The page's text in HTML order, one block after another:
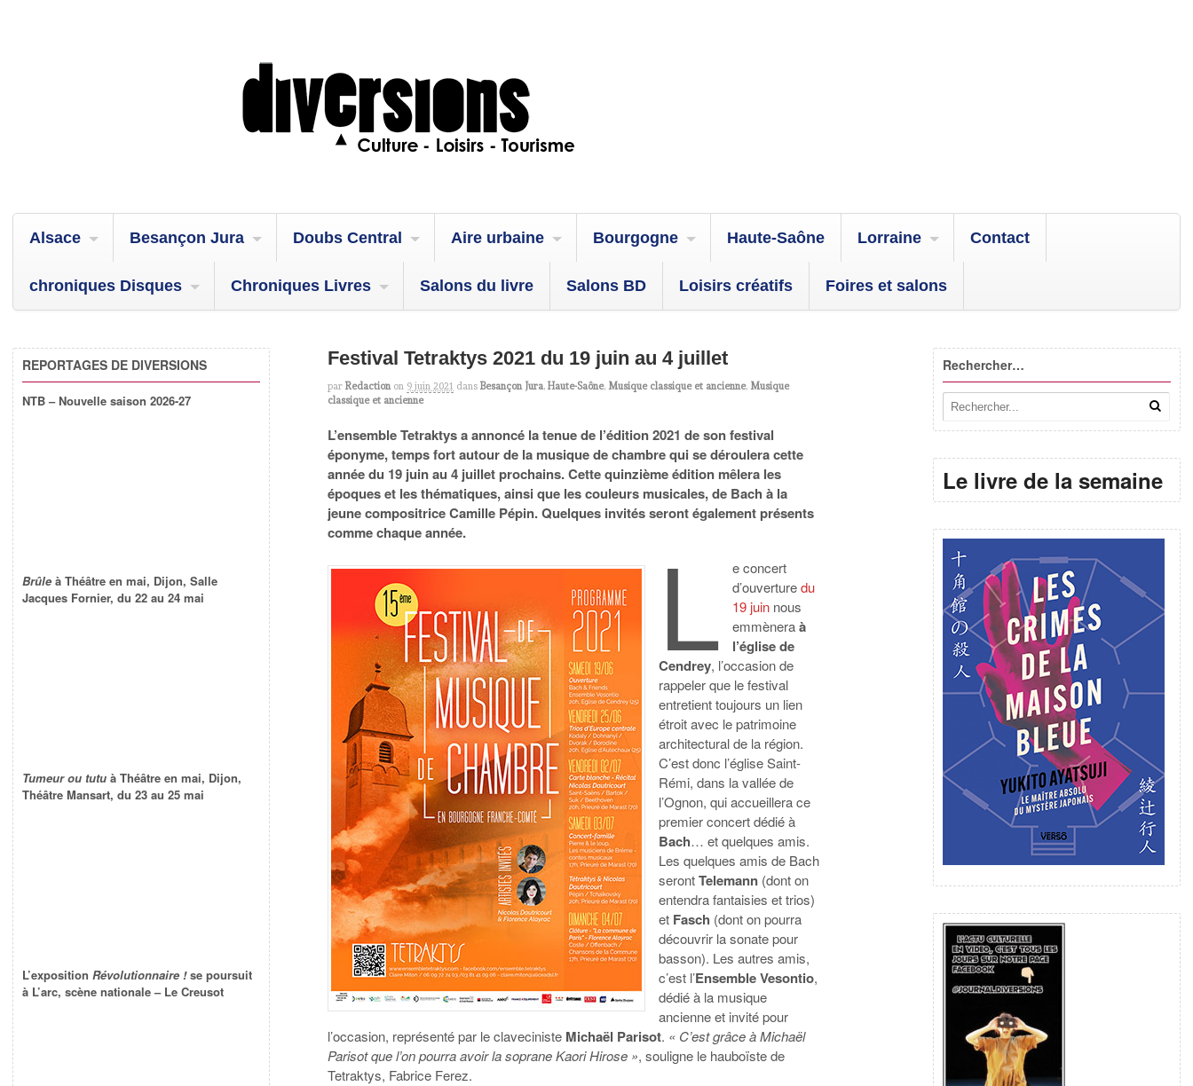
Alsace Besançon Jura Doubs Central Aire urbaine Bourgogne Haute-Saône Lorraine Contact
chroniques Disques Chroniques Livres Salons du livre Salons BD Loisirs créatifs Foires et salons
Festival Tetraktys 2021 du 19 juin au 4 juillet
par Redaction on 9 juin 2021 dans Besançon Jura,Haute-Saône,Musique classique et ancienne,Musique
classique et ancienne
L’ensemble Tetraktys a annoncé la tenue de l’édition 2021 de son festival
éponyme, temps fort autour de la musique de chambre qui se déroulera cette
année du 19 juin au 4 juillet prochains. Cette quinzième édition mêlera les
époques et les thématiques, ainsi que les couleurs musicales, de Bach à la
jeune compositrice Camille Pépin. Quelques invités seront également présents
comme chaque année.
L
e concert
d’ouverturedu
19 juin nous
emmèneraà
l’église de
Cendrey, l’occasion de
rappeler que le festival
entretient toujours un lien
étroit avec le patrimoine
architectural de la région.
C’est donc l’église Saint-
Rémi, dans la vallée de
l’Ognon, qui accueillera ce
premier concert dédié à
Bach… et quelques amis.
Les quelques amis de Bach
serontTelemann (dont on
entendra fantaisies et trios)
et Fasch (dont on pourra
découvrir la sonate pour
basson). Les autres amis,
c’est l’Ensemble Vesontio,
dédié à la musique
ancienne et invité pour
l’occasion, représenté par le claveciniste Michaël Parisot. « C’est grâce à Michaël
Parisot que l’on pourra avoir la soprane Kaori Hirose », souligne le hauboïste de
Tetraktys, Fabrice Ferez.
Rechercher…
Le livre de la semaine
REPORTAGES DE DIVERSIONS
NTB – Nouvelle saison 2026-27
Brûle à Théâtre en mai, Dijon, Salle
Jacques Fornier, du 22 au 24 mai
Tumeur ou tutu à Théâtre en mai, Dijon,
Théâtre Mansart, du 23 au 25 mai
L’exposition Révolutionnaire !se poursuit
à L’arc, scène nationale – Le Creusot